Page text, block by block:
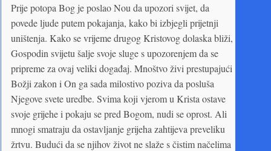
Prije potopa Bog je poslao Nou da upozori svijet, da
povede ljude putem pokajanja, kako bi izbjegli prijetnji
uništenja. Kako se vrijeme drugog Kristovog dolaska bliži,
Gospodin svijetu šalje svoje sluge s upozorenjem da se
pripreme za ovaj veliki događaj. Mnoštvo živi prestupajući
Božji zakon i On ga sada milostivo poziva da posluša
Njegove svete uredbe. Svima koji vjerom u Krista ostave
svoje grijehe i pokaju se pred Bogom, nudi se oprost. Ali
mnogi smatraju da ostavljanje grijeha zahtijeva preveliku
žrtvu. Budući da se njihov život ne slaže s čistim načelima